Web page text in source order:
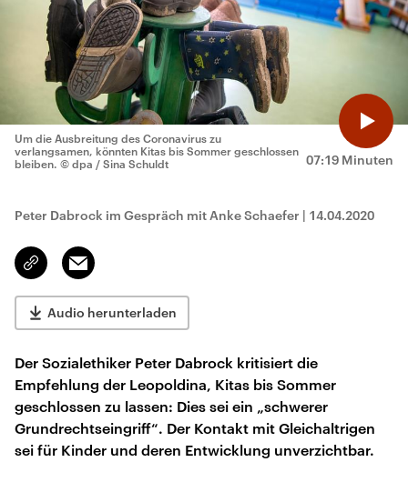
07:19 Minuten
Um die Ausbreitung des Coronavirus zu
verlangsamen, könnten Kitas bis Sommer geschlossen
bleiben. © dpa / Sina Schuldt
Peter Dabrock im Gespräch mit Anke Schaefer | 14.04.2020
Link
kopieren/teilen
Email
Audio herunterladen
Der Sozialethiker Peter Dabrock kritisiert die
Empfehlung der Leopoldina, Kitas bis Sommer
geschlossen zu lassen: Dies sei ein „schwerer
Grundrechtseingriff“. Der Kontakt mit Gleichaltrigen
sei für Kinder und deren Entwicklung unverzichtbar.